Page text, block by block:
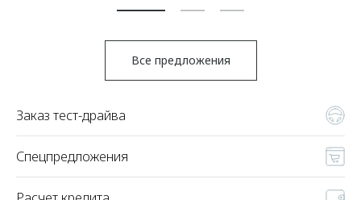
Все предложения
Заказ тест-драйва
Спецпредложения